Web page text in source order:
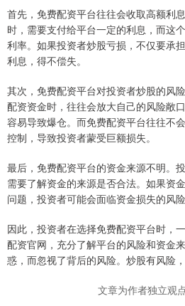
首先，免费配资平台往往会收取高额利
时，需要支付给平台一定的利息，而这
利率。如果投资者炒股亏损，不仅要承
利息，得不偿失。
其次，免费配资平台对投资者炒股的风
配资资金时，往往会放大自己的风险敞
容易导致爆仓。而免费配资平台往往不
控制，导致投资者蒙受巨额损失。
最后，免费配资平台的资金来源不明。
需要了解资金的来源是否合法。如果资
问题，投资者可能会面临资金损失的风险
因此，投资者在选择免费配资平台时，
配资官网，充分了解平台的风险和资金
惑，而忽视了背后的风险。炒股有风险，
文章为作者独立观